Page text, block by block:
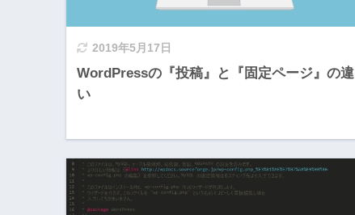
2019年5月17日
WordPressの『投稿』と『固定ページ』の違
い